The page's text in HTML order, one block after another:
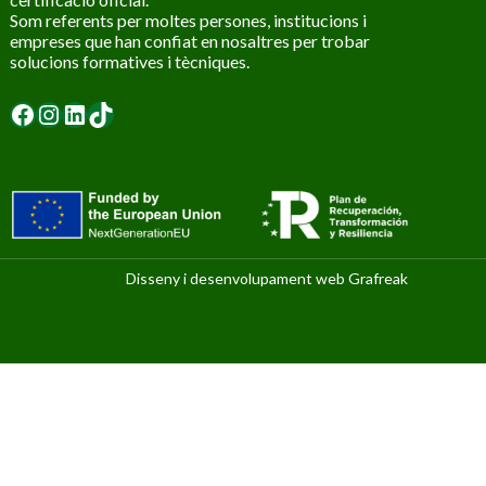
Som referents per moltes persones, institucions i
empreses que han confiat en nosaltres per trobar
solucions formatives i tècniques.
Facebook
Instagram
LinkedIn
TikTok
Disseny i desenvolupament web Grafreak